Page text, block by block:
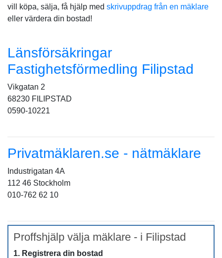
vill köpa, sälja, få hjälp med skrivuppdrag från en mäklare
eller värdera din bostad!
Länsförsäkringar
Fastighetsförmedling Filipstad
Vikgatan 2
68230 FILIPSTAD
0590-10221
Privatmäklaren.se - nätmäklare
Industrigatan 4A
112 46 Stockholm
010-762 62 10
Proffshjälp välja mäklare - i Filipstad
1. Registrera din bostad